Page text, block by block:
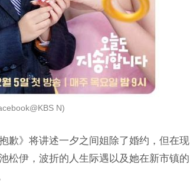
N)
歉》将讲述一夕之间姐除了婚约，但在现
松伊，波折的人生际遇以及她在新市镇的